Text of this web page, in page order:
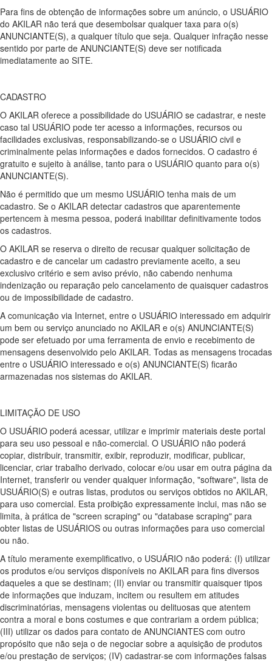
Para fins de obtenção de informações sobre um anúncio, o USUÁRIO
do AKILAR não terá que desembolsar qualquer taxa para o(s)
ANUNCIANTE(S), a qualquer título que seja. Qualquer infração nesse
sentido por parte de ANUNCIANTE(S) deve ser notificada
imediatamente ao SITE.
CADASTRO
O AKILAR oferece a possibilidade do USUÁRIO se cadastrar, e neste
caso tal USUÁRIO pode ter acesso a informações, recursos ou
facilidades exclusivas, responsabilizando-se o USUÁRIO civil e
criminalmente pelas informações e dados fornecidos. O cadastro é
gratuito e sujeito à análise, tanto para o USUÁRIO quanto para o(s)
ANUNCIANTE(S).
Não é permitido que um mesmo USUÁRIO tenha mais de um
cadastro. Se o AKILAR detectar cadastros que aparentemente
pertencem à mesma pessoa, poderá inabilitar definitivamente todos
os cadastros.
O AKILAR se reserva o direito de recusar qualquer solicitação de
cadastro e de cancelar um cadastro previamente aceito, a seu
exclusivo critério e sem aviso prévio, não cabendo nenhuma
indenização ou reparação pelo cancelamento de quaisquer cadastros
ou de impossibilidade de cadastro.
A comunicação via Internet, entre o USUÁRIO interessado em adquirir
um bem ou serviço anunciado no AKILAR e o(s) ANUNCIANTE(S)
pode ser efetuado por uma ferramenta de envio e recebimento de
mensagens desenvolvido pelo AKILAR. Todas as mensagens trocadas
entre o USUÁRIO interessado e o(s) ANUNCIANTE(S) ficarão
armazenadas nos sistemas do AKILAR.
LIMITAÇÃO DE USO
O USUÁRIO poderá acessar, utilizar e imprimir materiais deste portal
para seu uso pessoal e não-comercial. O USUÁRIO não poderá
copiar, distribuir, transmitir, exibir, reproduzir, modificar, publicar,
licenciar, criar trabalho derivado, colocar e/ou usar em outra página da
Internet, transferir ou vender qualquer informação, "software", lista de
USUÁRIO(S) e outras listas, produtos ou serviços obtidos no AKILAR,
para uso comercial. Esta proibição expressamente inclui, mas não se
limita, à prática de "screen scraping" ou "database scraping" para
obter listas de USUÁRIOS ou outras informações para uso comercial
ou não.
A título meramente exemplificativo, o USUÁRIO não poderá: (I) utilizar
os produtos e/ou serviços disponíveis no AKILAR para fins diversos
daqueles a que se destinam; (II) enviar ou transmitir quaisquer tipos
de informações que induzam, incitem ou resultem em atitudes
discriminatórias, mensagens violentas ou delituosas que atentem
contra a moral e bons costumes e que contrariam a ordem pública;
(III) utilizar os dados para contato de ANUNCIANTES com outro
propósito que não seja o de negociar sobre a aquisição de produtos
e/ou prestação de serviços; (IV) cadastrar-se com informações falsas